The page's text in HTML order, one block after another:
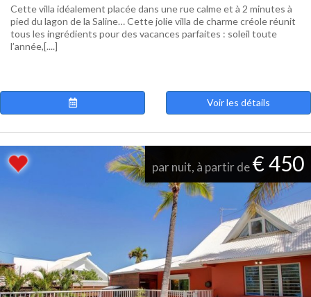
Cette villa idéalement placée dans une rue calme et à 2 minutes à
pied du lagon de la Saline… Cette jolie villa de charme créole réunit
tous les ingrédients pour des vacances parfaites : soleil toute
l’année,[....]
Voir les détails
par nuit, à partir de€ 450